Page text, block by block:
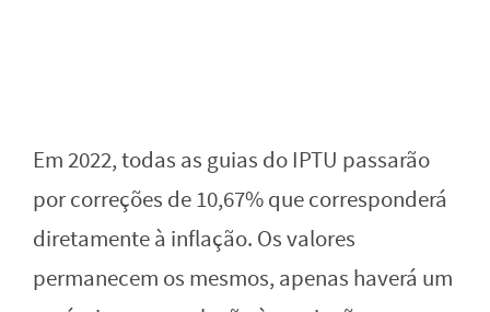
Em 2022, todas as guias do IPTU passarão
por correções de 10,67% que corresponderá
diretamente à inflação. Os valores
permanecem os mesmos, apenas haverá um